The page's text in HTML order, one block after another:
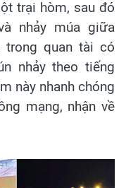
trại hòm, sau đó
nhảy múa giữa
trong quan tài có
nhảy theo tiếng
này nhanh chóng
mạng, nhận về